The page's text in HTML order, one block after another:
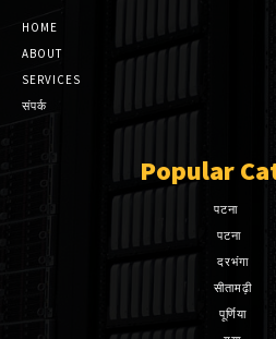
HOME
ABOUT
SERVICES
संपर्क
Popular
पटना
पटना
दरभंगा
सीतामढ़ी
पूर्णिया